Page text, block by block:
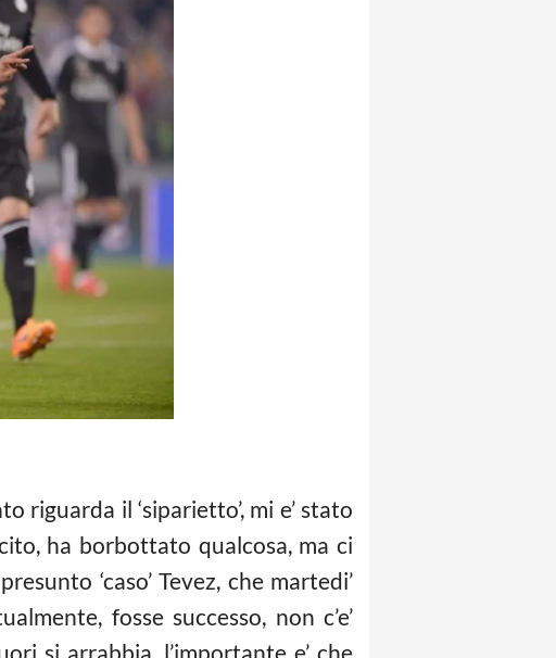
riguarda il ‘siparietto’, mi e’ stato
ha borbottato qualcosa, ma ci
‘caso’ Tevez, che martedi’
fosse successo, non c’e’
si arrabbia, l’importante e’ che